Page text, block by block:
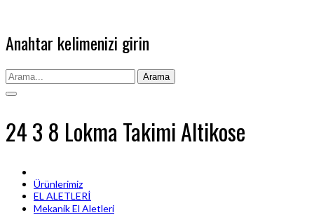
Anahtar kelimenizi girin
Arama
24 3 8 Lokma Takimi Altikose
Ürünlerimiz
EL ALETLERİ
Mekanik El Aletleri